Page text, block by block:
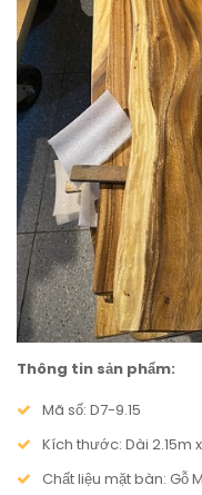
Thông tin sản phẩm:
Mã số: D7-9.15
Kích thước: Dài 2.15m
Chất liệu mặt bàn: Gỗ